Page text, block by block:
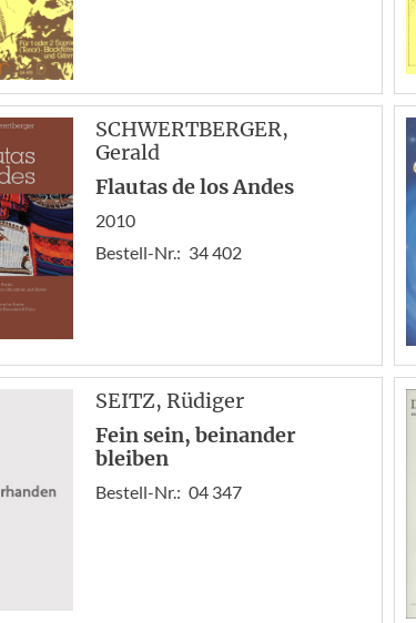
SCHWERTBERGER,
Gerald
Flautas de los Andes
2010
Bestell-Nr.: 34 402
SEITZ, Rüdiger
Fein sein, beinander
bleiben
Bestell-Nr.: 04 347